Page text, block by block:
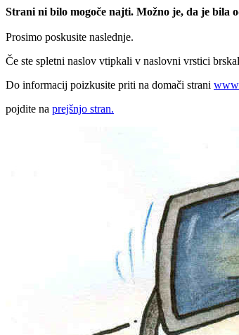
Strani ni bilo mogoče najti. Možno je, da je bila
Prosimo poskusite naslednje.
Če ste spletni naslov vtipkali v naslovni vrstici
Do informacij poizkusite priti na domači strani
pojdite na prejšnjo stran.